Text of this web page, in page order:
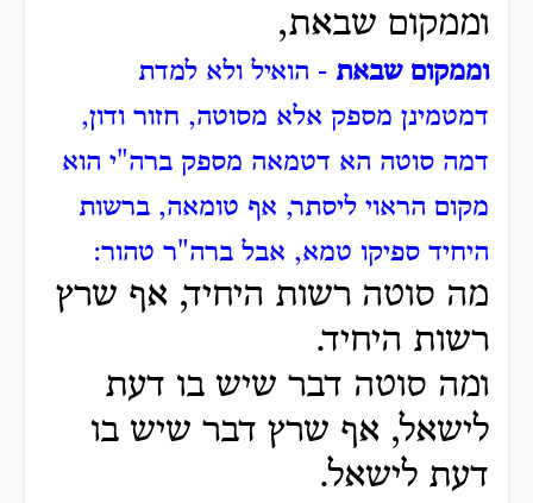
וממקום שבאת,
וממקום שבאת - הואיל ולא למדת
דמטמינן מספק אלא מסוטה, חזור ודון,
דמה סוטה הא דטמאה מספק ברה"י הוא
מקום הראוי ליסתר, אף טומאה, ברשות
היחיד ספיקו טמא, אבל ברה"ר טהור:
מה סוטה רשות היחיד, אף שרץ
רשות היחיד.
ומה סוטה דבר שיש בו דעת
לישאל, אף שרץ דבר שיש בו
דעת לישאל.